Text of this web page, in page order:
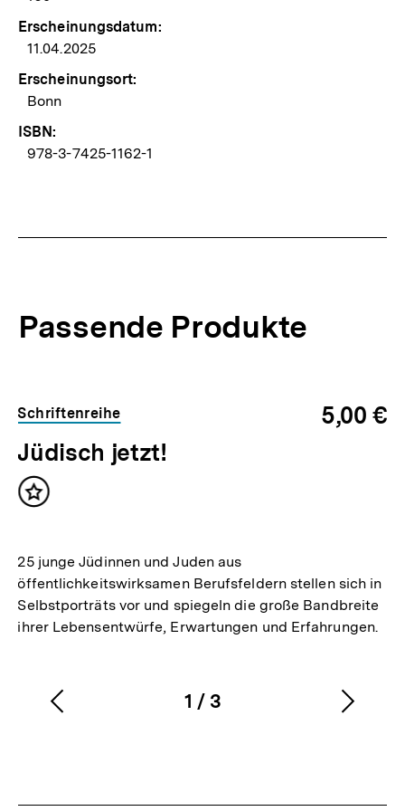
Erscheinungsdatum:
11.04.2025
Erscheinungsort:
Bonn
ISBN:
978-3-7425-1162-1
Passende Produkte
Schriftenreihe
5,00 €
Jüdisch jetzt!
Inhalt
25 junge Jüdinnen und Juden aus
öffentlichkeitswirksamen Berufsfeldern stellen sich in
Selbstporträts vor und spiegeln die große Bandbreite
ihrer Lebensentwürfe, Erwartungen und Erfahrungen.
Karussellinhalt
1
von
/ 3
Vorherigen